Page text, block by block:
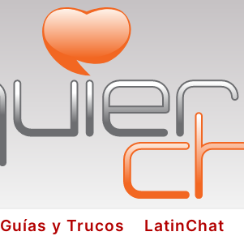
Guías y Trucos LatinChat